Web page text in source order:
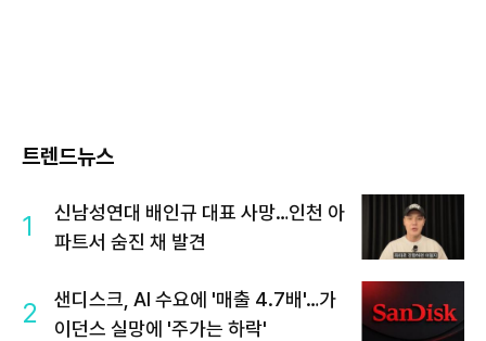
트렌드뉴스
1
신남성연대 배인규 대표 사망…인천 아
파트서 숨진 채 발견
2
샌디스크, AI 수요에 '매출 4.7배'…가
이던스 실망에 '주가는 하락'